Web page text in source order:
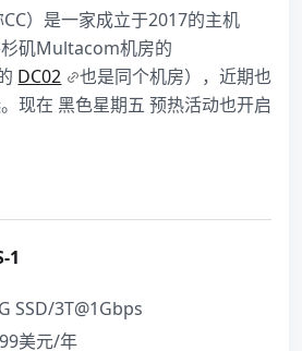
CC）是一家成立于2017的主机
矶Multacom机房的
DC02
也是同个机房），近期也
现在 黑色星期五 预热活动也开启
1
SSD/3T@1Gbps
美元/年